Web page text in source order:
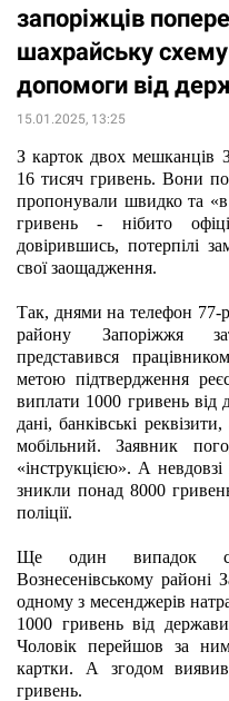
запоріжців
шахрайську
допомоги від
15.01.2025, 13:25
З карток двох мешканців
16 тисяч гривень. Вони
пропонували швидко та «в
гривень - нібито
довірившись, потерпілі
свої заощадження.
Так, днями на телефон 77-
району Запоріжжя
представився
метою підтвердження
виплати 1000 гривень від
дані, банківські
мобільний. Заявник
«інструкцією». А
зникли понад 8000
поліції.
Ще один випадок
Вознесенівському районі
одному з месенджерів
1000 гривень від
Чоловік перейшов за ним
картки. А згодом
гривень.